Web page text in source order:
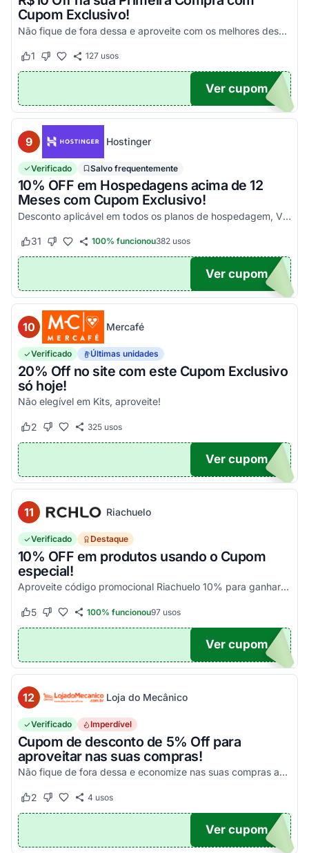
Cupom Exclusivo!
Não fique de fora dessa e aproveite com os melhores descontos! Válido em compras acima de R$100!
Este cupom funcionou
1 Este cupom não funcionou
127usos
UPOM
Ver cupom
9 Hostinger
Verificado Salvo frequentemente
10% OFF em Hospedagens acima de 12
Meses com Cupom Exclusivo!
Desconto aplicável em todos os planos de hospedagem, VPS e Cloud, maiores que 12 meses. Aproveite!
Este cupom funcionou
31 Este cupom não funcionou
100% funcionou382usos
UPOM
Ver cupom
10 Mercafé
Verificado Últimas unidades
20% Off no site com este Cupom Exclusivo
só hoje!
Não elegível em Kits, aproveite!
Este cupom funcionou
2 Este cupom não funcionou
325usos
OM20
Ver cupom
11 Riachuelo
Verificado Destaque
10% OFF em produtos usando o Cupom
especial!
Aproveite código promocional Riachuelo 10% para ganhar esse desconto em compras. Não cumulatios e somente para produtos vendidos e entregues pela Riachuelo, com exceção das categor...
Este cupom funcionou
5 Este cupom não funcionou
100% funcionou97usos
10
Ver cupom
12 Loja do Mecânico
Verificado Imperdível
Cupom de desconto de 5% Off para
aproveitar nas suas compras!
Não fique de fora dessa e economize nas suas compras agora mesmo!
Este cupom funcionou
2 Este cupom não funcionou
4 usos
DO5
Ver cupom